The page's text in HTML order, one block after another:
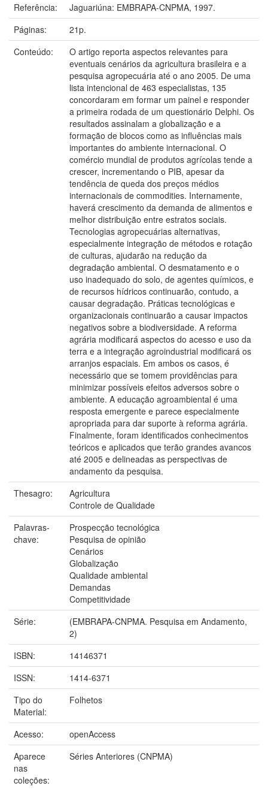
Referência:
Jaguariúna: EMBRAPA-CNPMA, 1997.
Páginas:
21p.
Conteúdo:
O artigo reporta aspectos relevantes para
eventuais cenários da agricultura brasileira e a
pesquisa agropecuária até o ano 2005. De uma
lista intencional de 463 especialistas, 135
concordaram em formar um painel e responder
a primeira rodada de um questionário Delphi. Os
resultados assinalam a globalização e a
formação de blocos como as influências mais
importantes do ambiente internacional. O
comércio mundial de produtos agrícolas tende a
crescer, incrementando o PIB, apesar da
tendência de queda dos preços médios
internacionais de commodities. Internamente,
haverá crescimento da demanda de alimentos e
melhor distribuição entre estratos sociais.
Tecnologias agropecuárias alternativas,
especialmente integração de métodos e rotação
de culturas, ajudarão na redução da
degradação ambiental. O desmatamento e o
uso inadequado do solo, de agentes químicos, e
de recursos hídricos continuarão, contudo, a
causar degradação. Práticas tecnológicas e
organizacionais continuarão a causar impactos
negativos sobre a biodiversidade. A reforma
agrária modificará aspectos do acesso e uso da
terra e a integração agroindustrial modificará os
arranjos espaciais. Em ambos os casos, é
necessário que se tomem providências para
minimizar possíveis efeitos adversos sobre o
ambiente. A educação agroambiental é uma
resposta emergente e parece especialmente
apropriada para dar suporte à reforma agrária.
Finalmente, foram identificados conhecimentos
teóricos e aplicados que terão grandes avancos
até 2005 e delineadas as perspectivas de
andamento da pesquisa.
Thesagro:
Agricultura
Controle de Qualidade
Palavras-
chave:
Prospecção tecnológica
Pesquisa de opinião
Cenários
Globalização
Qualidade ambiental
Demandas
Competitividade
Série:
(EMBRAPA-CNPMA. Pesquisa em Andamento,
2)
ISBN:
14146371
ISSN:
1414-6371
Tipo do
Material:
Folhetos
Acesso:
openAccess
Aparece
nas
coleções:
Séries Anteriores (CNPMA)